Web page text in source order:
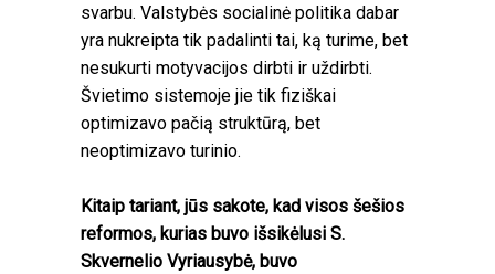
svarbu. Valstybės socialinė politika dabar
yra nukreipta tik padalinti tai, ką turime, bet
nesukurti motyvacijos dirbti ir uždirbti.
Švietimo sistemoje jie tik fiziškai
optimizavo pačią struktūrą, bet
neoptimizavo turinio.
Kitaip tariant, jūs sakote, kad visos šešios
reformos, kurias buvo išsikėlusi S.
Skvernelio Vyriausybė, buvo